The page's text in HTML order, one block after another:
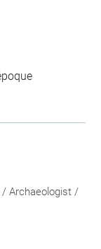
Archaeologist /